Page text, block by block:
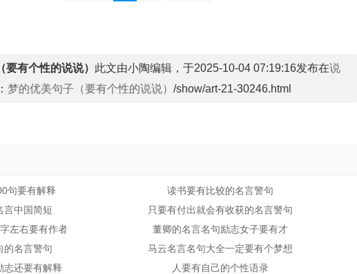
有个性的说说） 此文由小陶编辑，于2025-10-04 07:19:16发布在说
梦的优美句子（要有个性的说说） /show/art-21-30246.html
句要有解释
读书要有比较的名言警句
言中国简短
只要有付出就会有收获的名言警句
左右要有作者
董卿的名言名句励志女子要有才
的名言警句
马云名言名句大全一定要有个梦想
志还要有解释
人要有自己的个性语录